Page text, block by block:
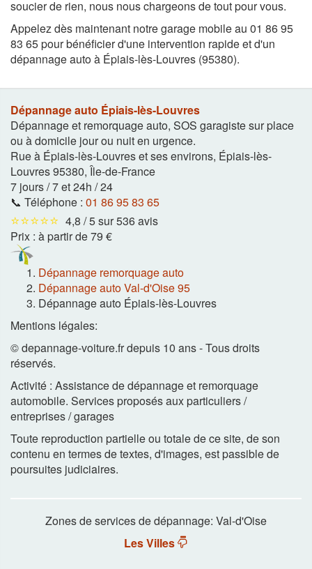
soucier de rien, nous nous chargeons de tout pour vous.
Appelez dès maintenant notre garage mobile au 01 86 95
83 65 pour bénéficier d'une intervention rapide et d'un
dépannage auto à Épiais-lès-Louvres (95380).
Dépannage auto Épiais-lès-Louvres
Dépannage et remorquage auto, SOS garagiste sur place
ou à domicile jour ou nuit en urgence.
Rue à Épiais-lès-Louvres et ses environs, Épiais-lès-
Louvres95380, Île-de-France
7 jours / 7 et 24h / 24
📞 Téléphone : 01 86 95 83 65
⭐⭐⭐⭐⭐ 4,8 / 5 sur 536 avis
Prix : à partir de 79 €
Dépannage remorquage auto
Dépannage auto Val-d'Oise 95
Dépannage auto Épiais-lès-Louvres
Mentions légales:
© depannage-voiture.fr depuis 10 ans - Tous droits
réservés.
Activité : Assistance de dépannage et remorquage
automobile. Services proposés aux particuliers /
entreprises / garages
Toute reproduction partielle ou totale de ce site, de son
contenu en termes de textes, d'images, est passible de
poursuites judiciaires.
Zones de services de dépannage: Val-d'Oise
Les Villes